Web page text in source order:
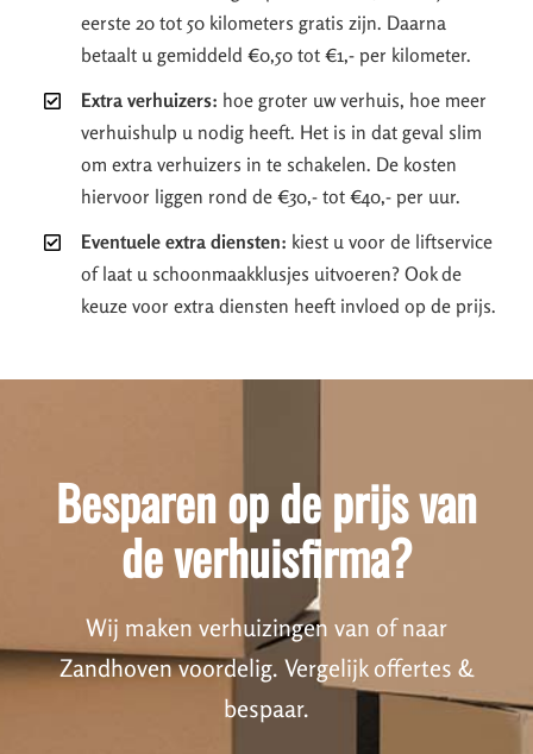
eerste 20 tot 50 kilometers gratis zijn. Daarna
betaalt u gemiddeld €0,50 tot €1,- per kilometer.
Extra verhuizers: hoe groter uw verhuis, hoe meer
verhuishulp u nodig heeft. Het is in dat geval slim
om extra verhuizers in te schakelen. De kosten
hiervoor liggen rond de €30,- tot €40,- per uur.
Eventuele extra diensten: kiest u voor de liftservice
of laat u schoonmaakklusjes uitvoeren? Ook de
keuze voor extra diensten heeft invloed op de prijs.
Besparen op de prijs van
de verhuisfirma?
Wij maken verhuizingen van of naar
Zandhoven voordelig. Vergelijk offertes &
bespaar.